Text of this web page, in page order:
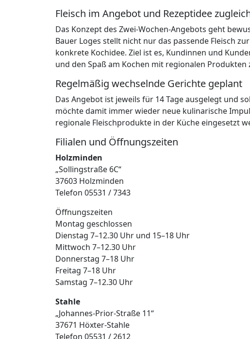
Fleisch im Angebot und Rezeptidee
Das Konzept des Zwei-Wochen-Angebots geht
Bauer Loges stellt nicht nur das passende Fleisch
konkrete Kochidee. Ziel ist es, Kundinnen und
und den Spaß am Kochen mit regionalen Produkten
Regelmäßig wechselnde Gerichte geplant
Das Angebot ist jeweils für 14 Tage ausgelegt und
möchte damit immer wieder neue kulinarische
regionale Fleischprodukte in der Küche eingesetzt
Filialen und Öffnungszeiten
Holzminden
„Sollingstraße 6C“
37603 Holzminden
Telefon 05531 / 7343
Öffnungszeiten
Montag geschlossen
Dienstag 7–12.30 Uhr und 15–18 Uhr
Mittwoch 7–12.30 Uhr
Donnerstag 7–18 Uhr
Freitag 7–18 Uhr
Samstag 7–12.30 Uhr
Stahle
„Johannes-Prior-Straße 11“
37671 Höxter-Stahle
Telefon 05531 / 2612